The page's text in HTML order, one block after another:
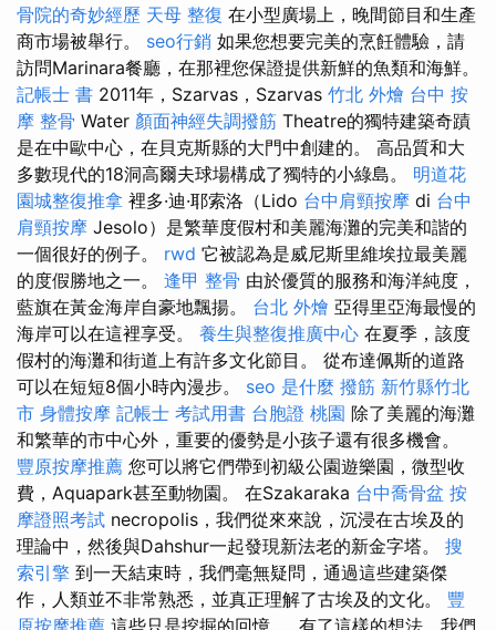
骨院的奇妙經歷 天母 整復 在小型廣場上，晚間節目和生產
商市場被舉行。 seo行銷 如果您想要完美的烹飪體驗，請
訪問Marinara餐廳，在那裡您保證提供新鮮的魚類和海鮮。
記帳士 書 2011年，Szarvas，Szarvas 竹北 外燴 台中 按
摩 整骨 Water 顏面神經失調撥筋 Theatre的獨特建築奇蹟
是在中歐中心，在貝克斯縣的大門中創建的。 高品質和大
多數現代的18洞高爾夫球場構成了獨特的小綠島。 明道花
園城整復推拿 裡多·迪·耶索洛（Lido 台中肩頸按摩 di 台中
肩頸按摩 Jesolo）是繁華度假村和美麗海灘的完美和諧的
一個很好的例子。 rwd 它被認為是威尼斯里維埃拉最美麗
的度假勝地之一。 逢甲 整骨 由於優質的服務和海洋純度，
藍旗在黃金海岸自豪地飄揚。 台北 外燴 亞得里亞海最慢的
海岸可以在這裡享受。 養生與整復推廣中心 在夏季，該度
假村的海灘和街道上有許多文化節目。 從布達佩斯的道路
可以在短短8個小時內漫步。 seo 是什麼 撥筋 新竹縣竹北
市 身體按摩 記帳士 考試用書 台胞證 桃園 除了美麗的海灘
和繁華的市中心外，重要的優勢是小孩子還有很多機會。
豐原按摩推薦 您可以將它們帶到初級公園遊樂園，微型收
費，Aquapark甚至動物園。 在Szakaraka 台中喬骨盆 按
摩證照考試 necropolis，我們從來來說，沉浸在古埃及的
理論中，然後與Dahshur一起發現新法老的新金字塔。 搜
索引擎 到一天結束時，我們毫無疑問，通過這些建築傑
作，人類並不非常熟悉，並真正理解了古埃及的文化。 豐
原按摩推薦 這些只是挖掘的回憶……有了這樣的想法，我們